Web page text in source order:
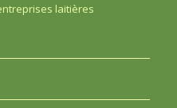
laitières